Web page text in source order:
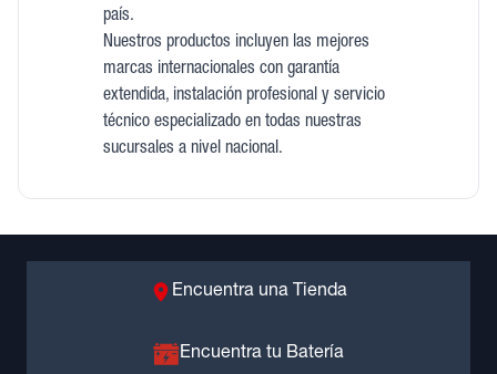
país.
Nuestros productos incluyen las mejores
marcas internacionales con garantía
extendida, instalación profesional y servicio
técnico especializado en todas nuestras
sucursales a nivel nacional.
Encuentra una Tienda
Encuentra tu Batería